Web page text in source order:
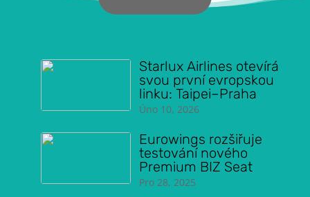
Starlux Airlines otevírá
svou první evropskou
linku: Taipei–Praha
Úno 10, 2026
Eurowings rozšiřuje
testování nového
Premium BIZ Seat
Pro 28, 2025